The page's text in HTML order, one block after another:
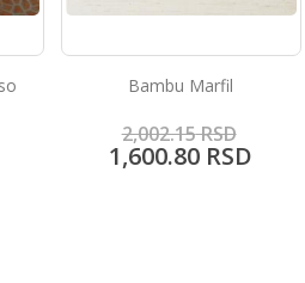
Porcelanske pločice 60×60
5,487.80RSD
4,389.55 RSD